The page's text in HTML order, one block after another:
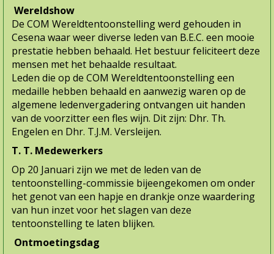
Wereldshow
De COM Wereldtentoonstelling werd gehouden in
Cesena waar weer diverse leden van B.E.C. een mooie
prestatie hebben behaald. Het bestuur feliciteert deze
mensen met het behaalde resultaat.
Leden die op de COM Wereldtentoonstelling een
medaille hebben behaald en aanwezig waren op de
algemene ledenvergadering ontvangen uit handen
van de voorzitter een fles wijn. Dit zijn: Dhr. Th.
Engelen en Dhr. T.J.M. Versleijen.
T. T. Medewerkers
Op 20 Januari zijn we met de leden van de
tentoonstelling-commissie bijeengekomen om onder
het genot van een hapje en drankje onze waardering
van hun inzet voor het slagen van deze
tentoonstelling te laten blijken.
Ontmoetingsdag